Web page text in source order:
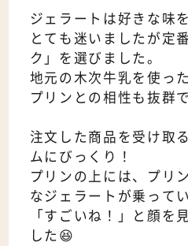
ジェラートは好きな味
とても迷いましたが定
ク」を選びました。
地元の木次牛乳を使っ
プリンとの相性も抜群
注文した商品を受け取
ムにびっくり！
プリンの上には、プリ
なジェラートが乗って
「すごいね！」と顔を
した😆